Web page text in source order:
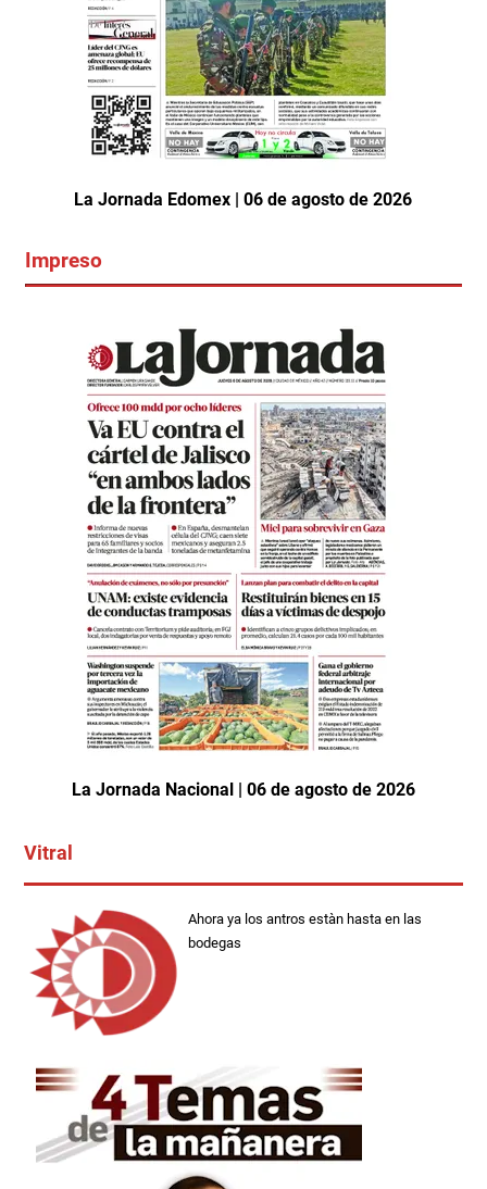
La Jornada Edomex | 06 de agosto de 2026
Impreso
La Jornada Nacional | 06 de agosto de 2026
Vitral
Ahora ya los antros estàn hasta en las
bodegas